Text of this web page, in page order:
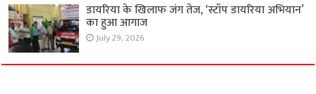
डायरिया के खिलाफ जंग तेज, ‘स्टॉप डायरिया अभियान’
का हुआ आगाज
July 29, 2026